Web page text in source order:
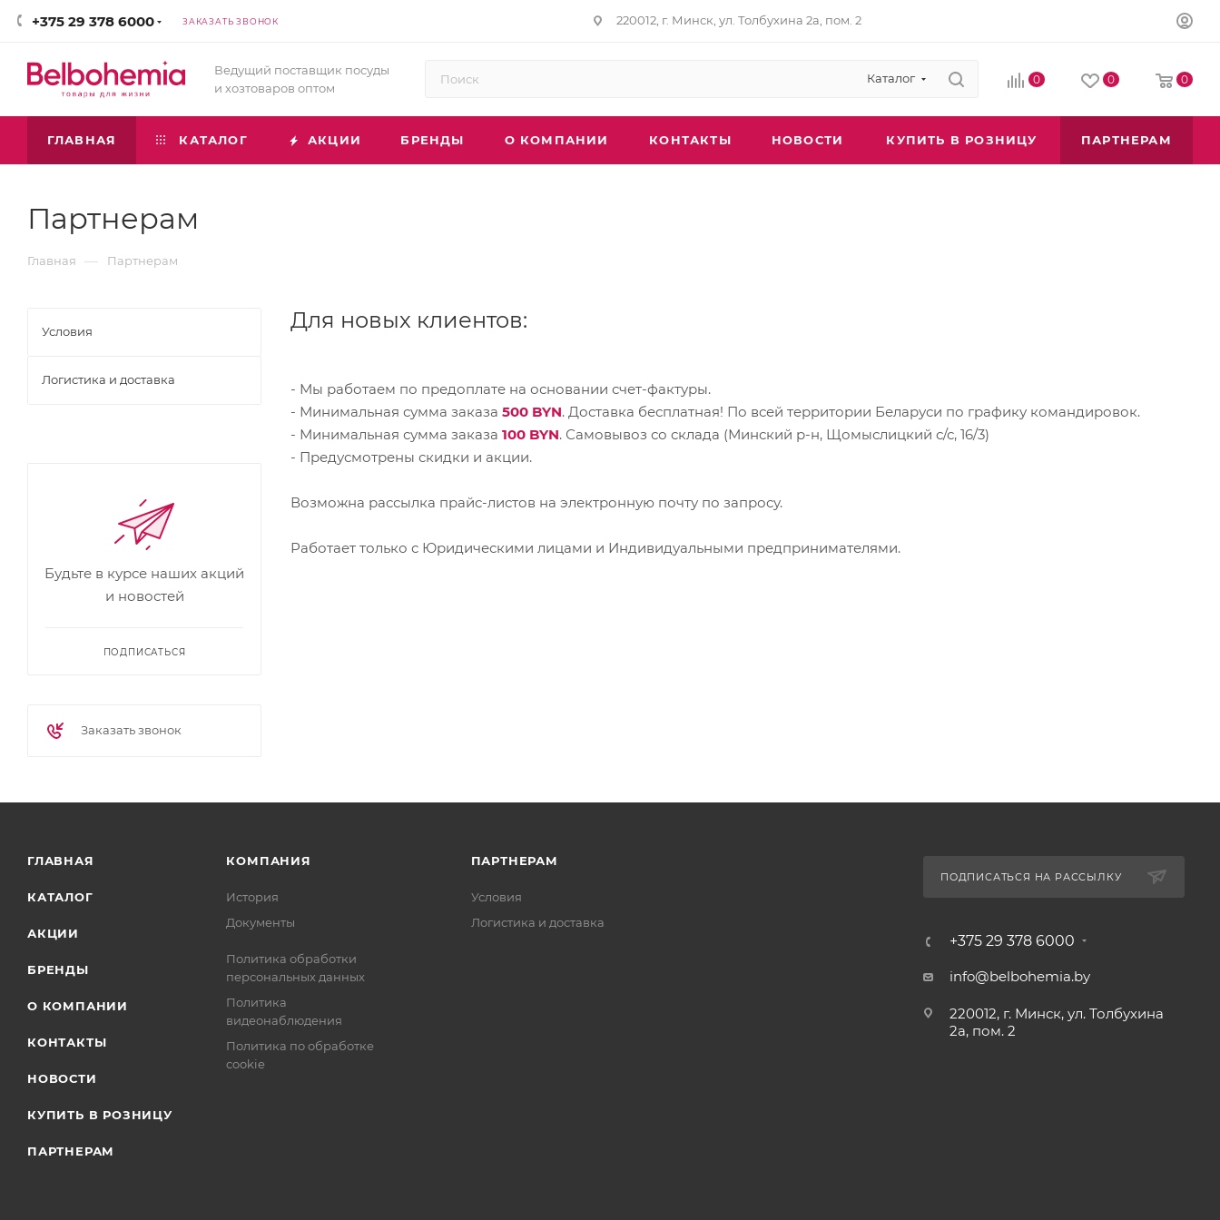
+375 29 378 6000 ЗАКАЗАТЬ ЗВОНОК 220012, г. Минск, ул. Толбухина 2а, пом. 2
Ведущий поставщик посуды
и хозтоваров оптом
Каталог 0 0 0
ГЛАВНАЯ КАТАЛОГ АКЦИИ БРЕНДЫ О КОМПАНИИ КОНТАКТЫ НОВОСТИ КУПИТЬ В РОЗНИЦУ ПАРТНЕРАМ
Партнерам
Главная — Партнерам
Для новых клиентов:
- Мы работаем по предоплате на основании счет-фактуры.
- Минимальная сумма заказа 500 BYN. Доставка бесплатная! По всей территории Беларуси по графику командировок.
- Минимальная сумма заказа 100 BYN. Самовывоз со склада (Минский р-н, Щомыслицкий с/с, 16/3)
- Предусмотрены скидки и акции.
Возможна рассылка прайс-листов на электронную почту по запросу.
Работает только с Юридическими лицами и Индивидуальными предпринимателями.
Условия
Логистика и доставка
Будьте в курсе наших акций
и новостей
ПОДПИСАТЬСЯ
Заказать звонок
ГЛАВНАЯ
КАТАЛОГ
АКЦИИ
БРЕНДЫ
О КОМПАНИИ
КОНТАКТЫ
НОВОСТИ
КУПИТЬ В РОЗНИЦУ
ПАРТНЕРАМ
КОМПАНИЯ
История
Документы
Политика обработки
персональных данных
Политика
видеонаблюдения
Политика по обработке
cookie
ПАРТНЕРАМ
Условия
Логистика и доставка
ПОДПИСАТЬСЯ НА РАССЫЛКУ
+375 29 378 6000
info@belbohemia.by
220012, г. Минск, ул. Толбухина
2а, пом. 2